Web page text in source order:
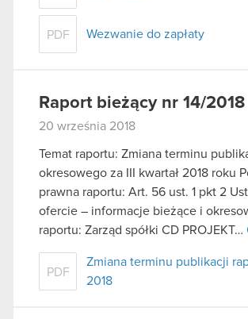
PDF Wezwanie do zapłaty
Raport bieżący nr 14/2018
20 września 2018
Temat raportu: Zmiana terminu
okresowego za III kwartał 2018 roku
prawna raportu: Art. 56 ust. 1 pkt 2
ofercie – informacje bieżące i
raportu: Zarząd spółki CD PROJEKT…
PDF
Zmiana terminu publikacji
2018